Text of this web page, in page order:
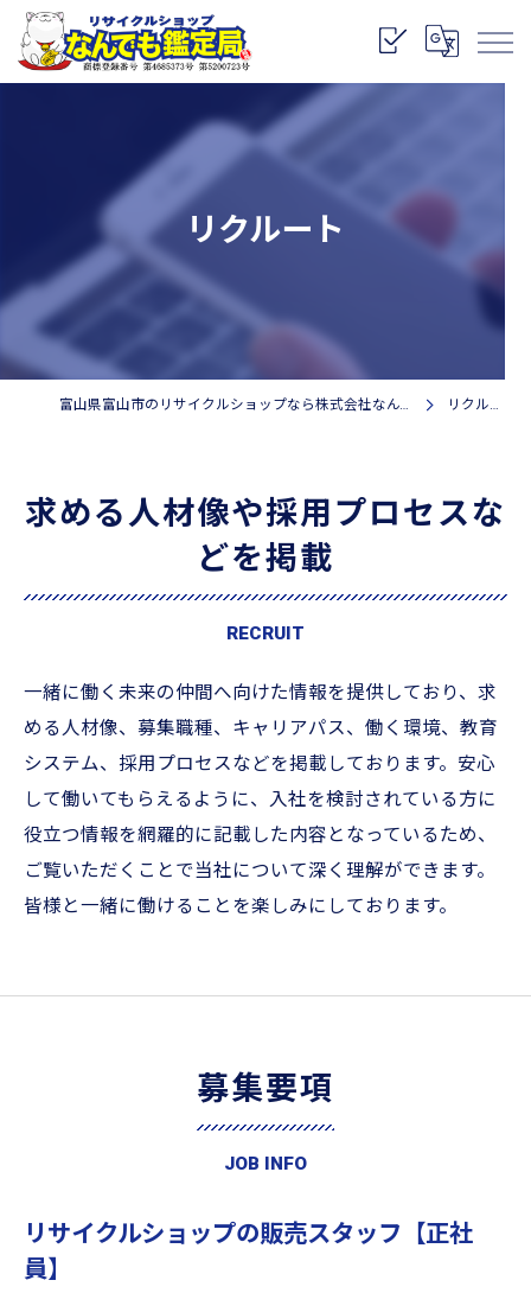
リクルート
富山県富山市のリサイクルショップなら株式会社なんでも鑑定局 リクルート
求める人材像や採用プロセスな
どを掲載
RECRUIT
一緒に働く未来の仲間へ向けた情報を提供しており、求
める人材像、募集職種、キャリアパス、働く環境、教育
システム、採用プロセスなどを掲載しております。安心
して働いてもらえるように、入社を検討されている方に
役立つ情報を網羅的に記載した内容となっているため、
ご覧いただくことで当社について深く理解ができます。
皆様と一緒に働けることを楽しみにしております。
募集要項
JOB INFO
リサイクルショップの販売スタッフ【正社
員】